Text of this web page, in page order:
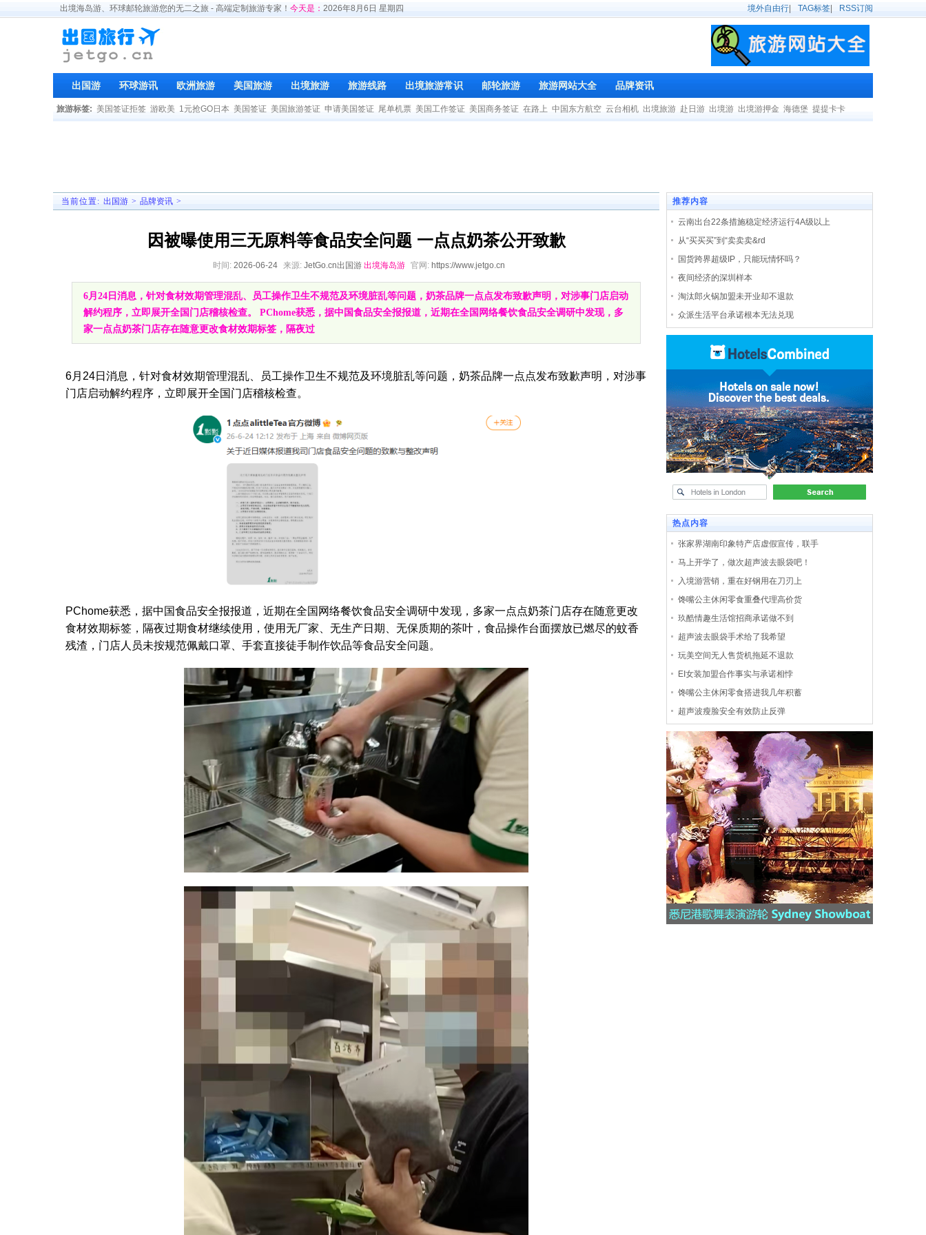
出境海岛游、环球邮轮旅游您的无二之旅 - 高端定制旅游专家！ 今天是： 2026年8月6日 星期四 境外自由行 TAG标签 RSS订阅
出国游 环球游讯 欧洲旅游 美国旅游 出境旅游 旅游线路 出境旅游常识 邮轮旅游 旅游网站大全 品牌资讯
旅游标签: 美国签证拒签 游欧美 1元抢GO日本 美国签证 美国旅游签证 申请美国签证 尾单机票 美国工作签证 美国商务签证 在路上 中国东方航空 云台相机 出境旅游 赴日游 出境游 出境游押金 海德堡 提提卡卡
当前位置: 出国游 > 品牌资讯 >
因被曝使用三无原料等食品安全问题 一点点奶茶公开致歉
时间: 2026-06-24 来源: JetGo.cn出国游 出境海岛游 官网: https://www.jetgo.cn
6月24日消息，针对食材效期管理混乱、员工操作卫生不规范及环境脏乱等问题，奶茶品牌一点点发布致歉声明，对涉事门店启动
解约程序，立即展开全国门店稽核检查。 PChome获悉，据中国食品安全报报道，近期在全国网络餐饮食品安全调研中发现，多
家一点点奶茶门店存在随意更改食材效期标签，隔夜过
6月24日消息，针对食材效期管理混乱、员工操作卫生不规范及环境脏乱等问题，奶茶品牌一点点发布致歉声明，对涉事
门店启动解约程序，立即展开全国门店稽核检查。
PChome获悉，据中国食品安全报报道，近期在全国网络餐饮食品安全调研中发现，多家一点点奶茶门店存在随意更改
食材效期标签，隔夜过期食材继续使用，使用无厂家、无生产日期、无保质期的茶叶，食品操作台面摆放已燃尽的蚊香
残渣，门店人员未按规范佩戴口罩、手套直接徒手制作饮品等食品安全问题。
推荐内容
云南出台22条措施稳定经济运行4A级以上
从“买买买”到“卖卖卖&rd
国货跨界超级IP，只能玩情怀吗？
夜间经济的深圳样本
淘汰郎火锅加盟未开业却不退款
众派生活平台承诺根本无法兑现
热点内容
张家界湖南印象特产店虚假宣传，联手
马上开学了，做次超声波去眼袋吧！
入境游营销，重在好钢用在刀刃上
馋嘴公主休闲零食重叠代理高价货
玖酷情趣生活馆招商承诺做不到
超声波去眼袋手术给了我希望
玩美空间无人售货机拖延不退款
EI女装加盟合作事实与承诺相悖
馋嘴公主休闲零食搭进我几年积蓄
超声波瘦脸安全有效防止反弹